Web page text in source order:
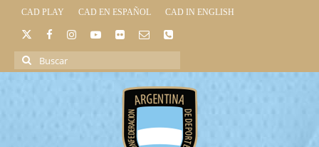
CAD PLAY CAD EN ESPAÑOL CAD IN ENGLISH
Buscar
por: